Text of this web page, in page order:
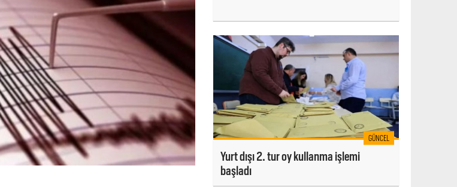
GÜNCEL
Yurt dışı 2. tur oy kullanma işlemi
başladı